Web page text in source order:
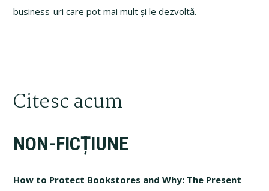
business-uri care pot mai mult și le dezvoltă.
Citesc acum
NON-FICȚIUNE
How to Protect Bookstores and Why: The Present